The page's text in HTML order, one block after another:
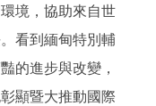
境，協助來自世
看到緬甸特別輔
的進步與改變，
顯暨大推動國際